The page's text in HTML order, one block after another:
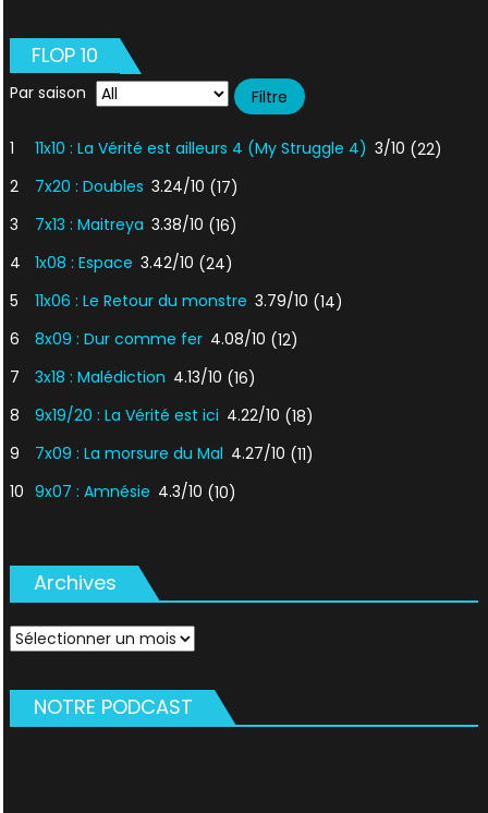
FLOP 10
Par saison
1 11x10 : La Vérité est ailleurs 4 (My Struggle 4) 3/10 (22)
2
7x20 : Doubles 3.24/10 (17)
3
7x13 : Maitreya 3.38/10 (16)
4
1x08 : Espace 3.42/10 (24)
5
11x06 : Le Retour du monstre 3.79/10 (14)
6
8x09 : Dur comme fer 4.08/10 (12)
7
3x18 : Malédiction 4.13/10 (16)
8
9x19/20 : La Vérité est ici 4.22/10 (18)
9
7x09 : La morsure du Mal 4.27/10 (11)
10 9x07 : Amnésie 4.3/10 (10)
Archives
Archives
NOTRE PODCAST